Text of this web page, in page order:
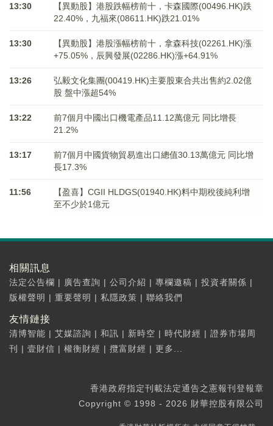
13:30
【異動股】港股跌幅榜前十，卡森國際(00496.HK)跌
22.40%，九福來(08611.HK)跌21.01%
13:30
【異動股】港股漲幅榜前十，拿森科技(02261.HK)漲
+75.05%，辰興發展(02286.HK)漲+64.91%
13:26
弘毅文化集團(00419.HK)主要股東合共出售約2.02億
股 盤中漲超54%
13:22
前7個月中國出口機電產品11.12萬億元 同比增長
21.2%
13:17
前7個月中國貨物貿易進出口總值30.13萬億元 同比增
長17.3%
11:56
【盈喜】CGII HLDGS(01940.HK)料中期稅後純利增
至不少於1億元
相關訊息
法定公告欄 | 廣告查詢 | 公司介紹 | 專欄邀稿 | 投資者關係 |
版權聲明 | 重要聲明 | 私隱政策 | 聯絡我們
友情鏈接
清博智能 | 艾媒諮詢 | 和訊 | 新時空 | 時代財經 | 證券市場周
刊
| 壹財信 | 權衡財經 | 攬富財經 | 更多...
香港政府指定刊載法定通告之憲報刊登報章
Copyright © 1998 - 2026 財華控股有限公司